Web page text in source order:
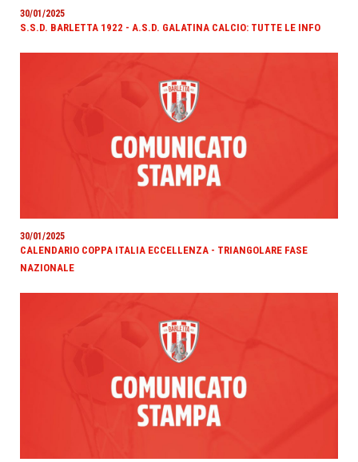
30/01/2025
S.S.D. BARLETTA 1922 - A.S.D. GALATINA CALCIO: TUTTE LE INFO
30/01/2025
CALENDARIO COPPA ITALIA ECCELLENZA - TRIANGOLARE FASE
NAZIONALE